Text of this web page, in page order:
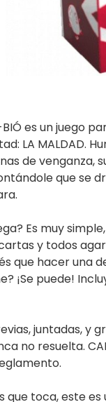
BIÓ es un juego
LA MALDAD.
de venganza,
que se
Es muy
y todos
que hacer una
¡Se puede!
juntadas, y
no resuelta.
que toca, este es